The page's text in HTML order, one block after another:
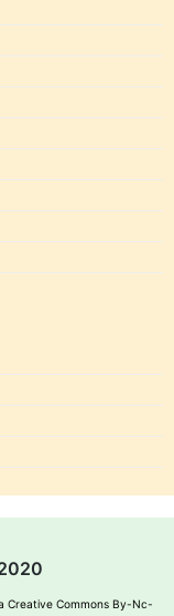
Creative Commons By-Nc-